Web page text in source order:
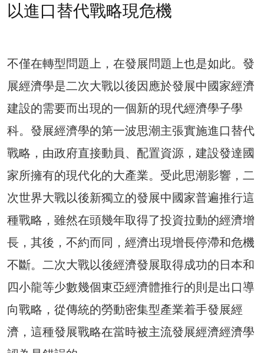
以進口替代戰略現危機
不僅在轉型問題上，在發展問題上也是如此。發
展經濟學是二次大戰以後因應於發展中國家經濟
建設的需要而出現的一個新的現代經濟學子學
科。發展經濟學的第一波思潮主張實施進口替代
戰略，由政府直接動員、配置資源，建設發達國
家所擁有的現代化的大產業。受此思潮影響，二
次世界大戰以後新獨立的發展中國家普遍推行這
種戰略，雖然在頭幾年取得了投資拉動的經濟增
長，其後，不約而同，經濟出現增長停滯和危機
不斷。二次大戰以後經濟發展取得成功的日本和
四小龍等少數幾個東亞經濟體推行的則是出口導
向戰略，從傳統的勞動密集型產業着手發展經
濟，這種發展戰略在當時被主流發展經濟經濟學